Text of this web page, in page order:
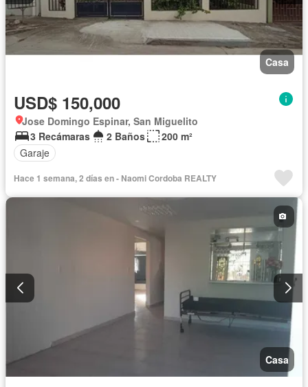
Casa
USD$ 150,000
Jose Domingo Espinar, San Miguelito
3 Recámaras
2 Baños
200 m²
Garaje
Hace 1 semana, 2 días en - Naomi Cordoba REALTY
Casa